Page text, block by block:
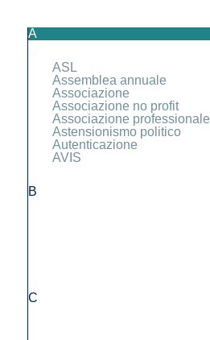
A
ASL
Assemblea annuale
Associazione
Associazione no profit
Associazione professionale
Astensionismo politico
Autenticazione
AVIS
B
C